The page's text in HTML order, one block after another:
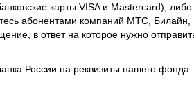
карты VISA и Mastercard),
абонентами компаний МТС,
в ответ на которое нужно
России на реквизиты нашего фонда.